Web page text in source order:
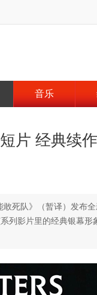
音乐
片 经典续
死队》（暂译）发布全
系列影片里的经典银幕